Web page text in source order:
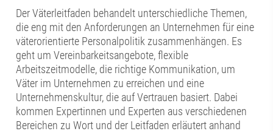
Der Väterleitfaden behandelt unterschiedliche Themen,
die eng mit den Anforderungen an Unternehmen für eine
väterorientierte Personalpolitik zusammenhängen. Es
geht um Vereinbarkeitsangebote, flexible
Arbeitszeitmodelle, die richtige Kommunikation, um
Väter im Unternehmen zu erreichen und eine
Unternehmenskultur, die auf Vertrauen basiert. Dabei
kommen Expertinnen und Experten aus verschiedenen
Bereichen zu Wort und der Leitfaden erläutert anhand